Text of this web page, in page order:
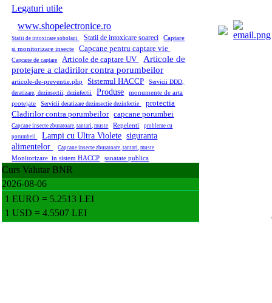
Legaturi utile
www.shopelectronice.ro
Statii de intoxicare sobolani Statii de intoxicare soareci
Captare
si monitorizare insecte
Capcane pentru captare vie
Capcane de captare Articole de captare UV
Articole de
protejare a cladirilor contra porumbeilor
articole-de-preventie.php Sistemul HACCP
Servicii DDD,
deratizare, dezinsectii, dezinfectii
Produse
monumente de arta
protejate
Servicii deratizare dezinsectie dezinfectie
protectia
Cladirilor contra porumbeilor capcane porumbei
Capcane insecte zburatoare, tantari, muste Repelenti
probleme cu
porumbeii
Lampi cu Ultra Violete siguranta
alimentelor
Capcane insecte zburatoare, tantari, muste
Monitorizare in sistem HACCP sanatate publica
Curs Valutar BNR
2026-08-06
1 EURO = 5.2513 LEI
1 USD = 4.5507 LEI